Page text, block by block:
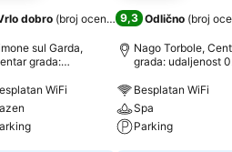
dobro (broj ocena: 3.256)
sul Garda,
grada:
WiFi
9,3 Odlično (broj
Nago Torbole,
grada: udaljenost
Besplatan WiFi
Spa
Parking